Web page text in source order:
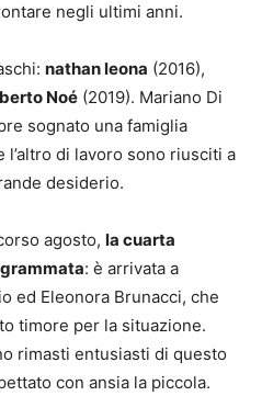
negli ultimi anni.
nathan leona (2016),
Noé (2019). Mariano Di
sognato una famiglia
l’altro di lavoro sono riusciti a
desiderio.
agosto, la cuarta
: è arrivata a
ed Eleonora Brunacci, che
timore per la situazione.
rimasti entusiasti di questo
con ansia la piccola.